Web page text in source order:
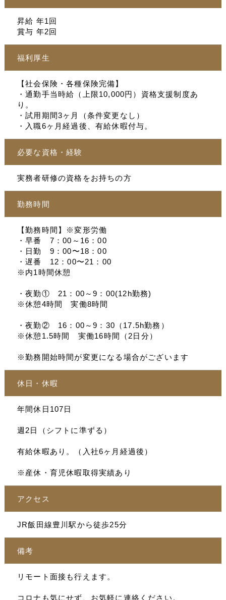
昇給 年1回
賞与 年2回
福利厚生
【社会保険・各種保険完備】
・通勤手当時給（上限10,000円）資格支援制度あ
り。
・試用期間3ヶ月（条件変更なし）
・入職6ヶ月経過後、有給休暇付与。
必要な資格・経験
実務者研修の資格をお持ちの方
勤務時間
【勤務時間】※変形労働
・早番 7：00～16：00
・日勤 9：00〜18：00
・遅番 12：00〜21：00
※内1時間休憩
・夜勤① 21：00～9：00(12h勤務)
※休憩4時間 実働8時間
・夜勤② 16：00～9：30（17.5h勤務）
※休憩1.5時間 実働16時間（2日分）
※勤務開始時間が変更になる場合がございます
休日・休暇
年間休日107日
週2日（シフトに準ずる）
有給休暇あり。（入社6ヶ月経過後）
※産休・育児休暇取得実績あり
アクセス
JR飯田線豊川駅から徒歩25分
備考
リモート面接も行えます。
コロナも気にせず、お気軽に連絡ください。